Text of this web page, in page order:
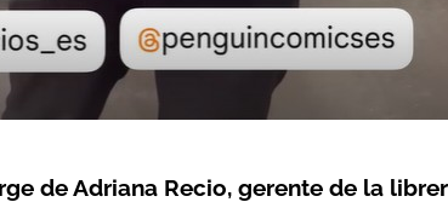
de Adriana Recio, gerente de la